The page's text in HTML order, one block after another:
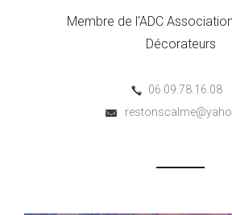
Membre de l'ADC
Décorateurs
06.09.78.16.08